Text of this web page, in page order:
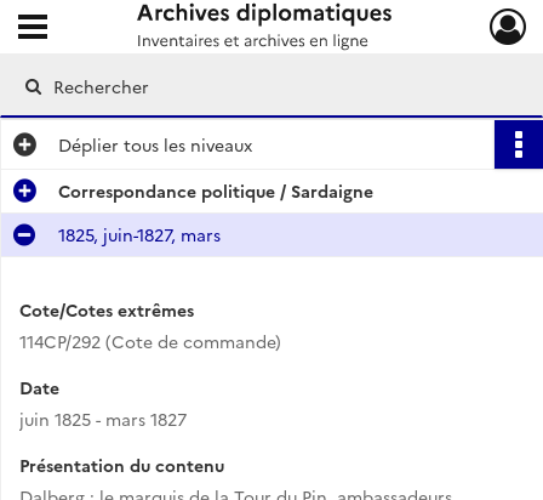
Archives diplomatiques
Ouvrir le menu déroulant
Déplier tous les niveaux
Correspondance politique / Sardaigne
1825, juin-1827, mars
Cote/Cotes extrêmes
114CP/292 (Cote de commande)
Date
juin 1825 - mars 1827
Présentation du contenu